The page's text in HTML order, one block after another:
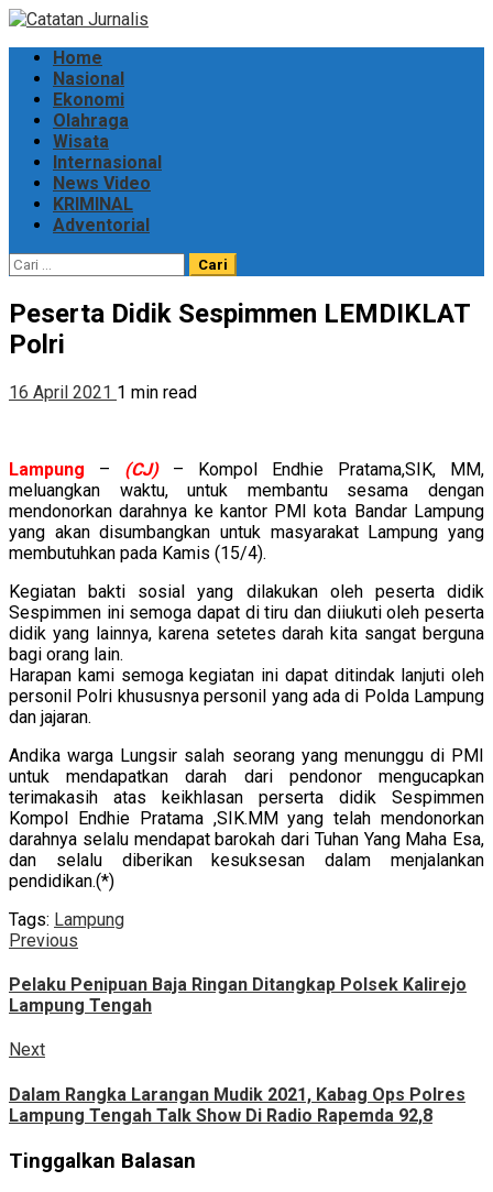
Skip
content
Primary
Menu
Home
Nasional
Ekonomi
Olahraga
Wisata
Internasional
News Video
KRIMINAL
Adventorial
Cari
untuk:
Peserta Didik Sespimmen LEMDIKLAT
Polri
16 April 2021 1 min read
Lampung – (CJ)– Kompol Endhie Pratama,SIK, MM,
meluangkan waktu, untuk membantu sesama dengan
mendonorkan darahnya ke kantor PMI kota Bandar Lampung
yang akan disumbangkan untuk masyarakat Lampung yang
membutuhkan pada Kamis (15/4).
Kegiatan bakti sosial yang dilakukan oleh peserta didik
Sespimmen ini semoga dapat di tiru dan diiukuti oleh peserta
didik yang lainnya, karena setetes darah kita sangat berguna
bagi orang lain.
Harapan kami semoga kegiatan ini dapat ditindak lanjuti oleh
personil Polri khususnya personil yang ada di Polda Lampung
dan jajaran.
Andika warga Lungsir salah seorang yang menunggu di PMI
untuk mendapatkan darah dari pendonor mengucapkan
terimakasih atas keikhlasan perserta didik Sespimmen
Kompol Endhie Pratama ,SIK.MM yang telah mendonorkan
darahnya selalu mendapat barokah dari Tuhan Yang Maha Esa,
dan selalu diberikan kesuksesan dalam menjalankan
pendidikan.(*)
Tags: Lampung
Continue
Reading
Previous
Pelaku Penipuan Baja Ringan Ditangkap Polsek Kalirejo
Lampung Tengah
NextNext
Dalam Rangka Larangan Mudik 2021, Kabag Ops Polres
Lampung Tengah Talk Show Di Radio Rapemda 92,8
Tinggalkan Balasan